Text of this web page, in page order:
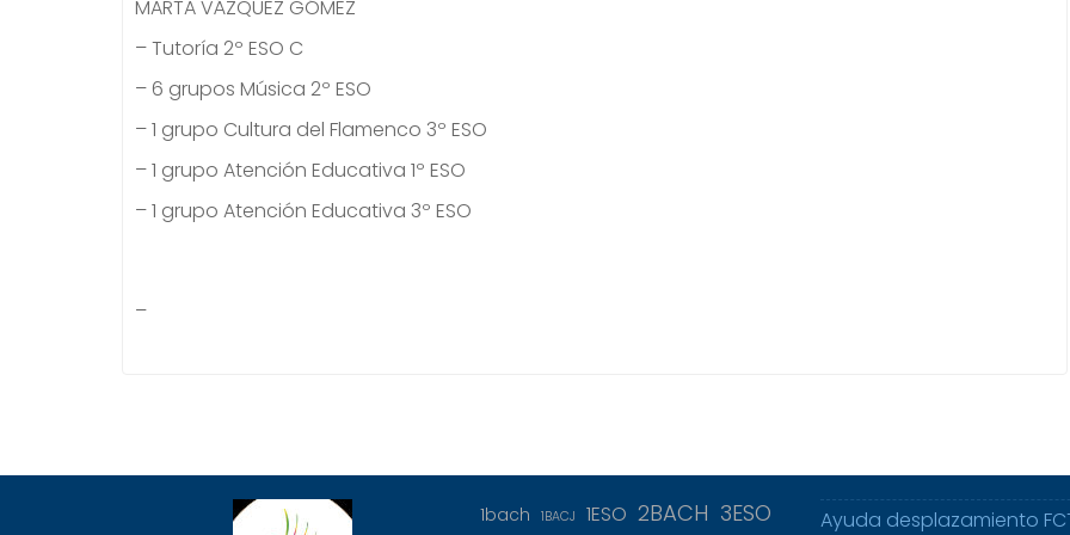
MARTA VÁZQUEZ GÓMEZ
– Tutoría 2º ESO C
– 6 grupos Música 2º ESO
– 1 grupo Cultura del Flamenco 3º ESO
– 1 grupo Atención Educativa 1º ESO
– 1 grupo Atención Educativa 3º ESO
–
1bach 1BACJ 1ESO 2BACH 3ESO Ayuda desplazamiento